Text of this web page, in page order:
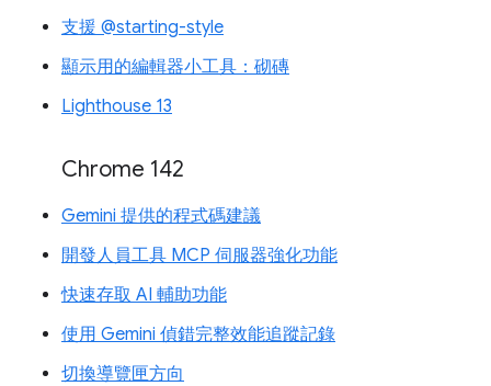
支援 @starting-style
顯示用的編輯器小工具：砌磚
Lighthouse 13
Chrome 142
Gemini 提供的程式碼建議
開發人員工具 MCP 伺服器強化功能
快速存取 AI 輔助功能
使用 Gemini 偵錯完整效能追蹤記錄
切換導覽匣方向